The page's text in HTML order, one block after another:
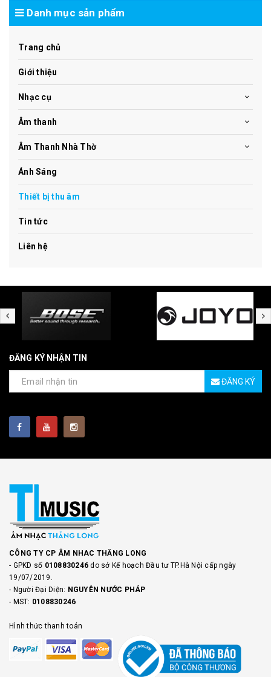
Danh mục sản phẩm
Trang chủ
Giới thiệu
Nhạc cụ
Âm thanh
Âm Thanh Nhà Thờ
Ánh Sáng
Thiết bị thu âm
Tin tức
Liên hệ
ĐĂNG KÝ NHẬN TIN
ĐĂNG KÝ
CÔNG TY CP ÂM NHAC THĂNG LONG
- GPKD số 0108830246do sở Kế hoạch Đầu tư TP.Hà Nội cấp ngày
19/07/2019.
- Người Đại Diện: NGUYỄN NƯỚC PHÁP
- MST: 0108830246
Hình thức thanh toán